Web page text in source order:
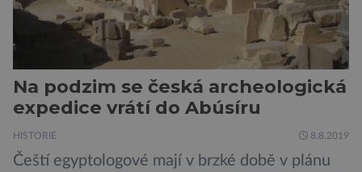
Na podzim se česká archeologická
expedice vrátí do Abúsíru
HISTORIE 8.8.2019
Čeští egyptologové mají v brzké době v plánu